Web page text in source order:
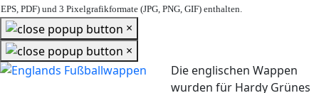
EPS, PDF) und 3 Pixelgrafikformate (JPG, PNG, GIF) enthalten.
×
×
Die englischen Wappen
wurden für Hardy Grünes